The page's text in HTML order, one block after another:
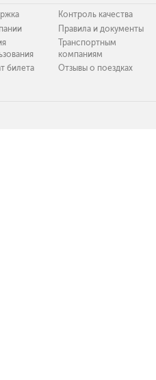
билета
Контроль качества
Правила и документы
Транспортным
компаниям
Отзывы о поездках